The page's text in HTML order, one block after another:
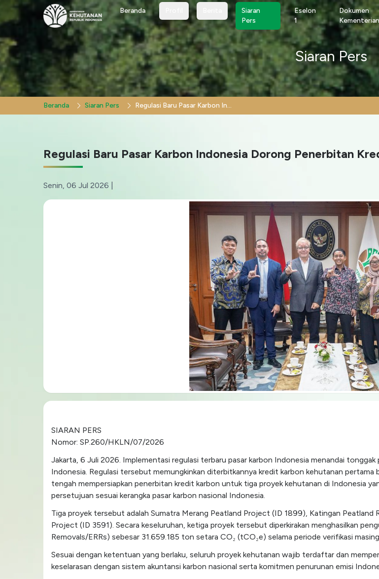
Beranda
Siaran
Pers
Eselon
1
Dokumen
Kementerian
Siaran Pers
Beranda Siaran Pers Regulasi Baru Pasar Karbon Indonesia Dorong Penerbitan Kredit Karbon Kehutanan
Regulasi Baru Pasar Karbon Indonesia Dorong Penerbitan
Senin, 06 Jul 2026
SIARAN PERS
Nomor: SP.260/HKLN/07/2026
Jakarta, 6 Juli 2026. Implementasi regulasi terbaru pasar karbon Indonesia menandai
Indonesia. Regulasi tersebut memungkinkan diterbitkannya kredit karbon kehutanan pertama
tengah mempersiapkan penerbitan kredit karbon untuk tiga proyek kehutanan di Indonesia
persetujuan sesuai kerangka pasar karbon nasional Indonesia.
Tiga proyek tersebut adalah Sumatra Merang Peatland Project (ID 1899), Katingan
Project (ID 3591). Secara keseluruhan, ketiga proyek tersebut diperkirakan menghasilkan
Removals/ERRs) sebesar 31.659.185 ton setara CO₂ (tCO₂e) selama periode verifikasi
Sesuai dengan ketentuan yang berlaku, seluruh proyek kehutanan wajib terdaftar dan
keselarasan dengan sistem akuntansi karbon nasional serta komitmen penurunan emisi